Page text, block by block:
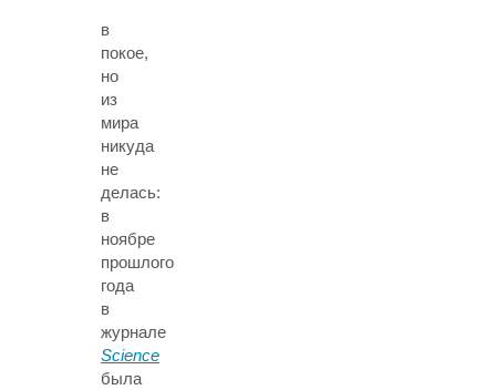
в
покое,
но
из
мира
никуда
не
делась:
в
ноябре
прошлого
года
в
журнале
Science
была